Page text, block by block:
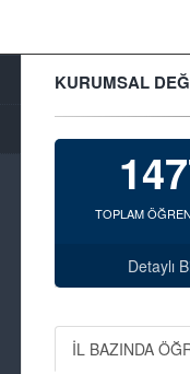
KURUMSAL
TOPLAM
Detaylı
İL BAZINDA